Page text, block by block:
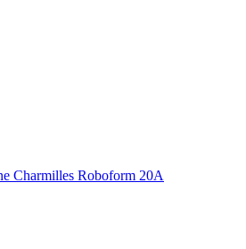
Charmilles Roboform 20A